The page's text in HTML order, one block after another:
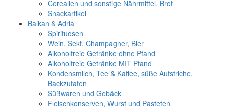
Cerealien und sonstige Nährmittel, Brot
Snackartikel
Balkan & Adria
Spirituosen
Wein, Sekt, Champagner, Bier
Alkoholfreie Getränke ohne Pfand
Alkoholfreie Getränke MIT Pfand
Kondensmilch, Tee & Kaffee, süße Aufstriche,
Backzutaten
Süßwaren und Gebäck
Fleischkonserven, Wurst und Pasteten